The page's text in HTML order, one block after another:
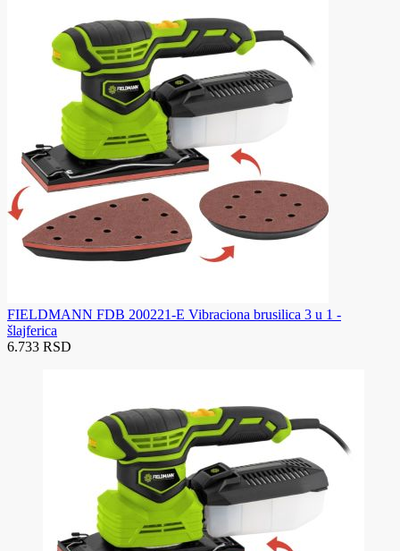
FIELDMANN FDB 200221-E Vibraciona brusilica 3 u 1 -
šlajferica
6.733 RSD